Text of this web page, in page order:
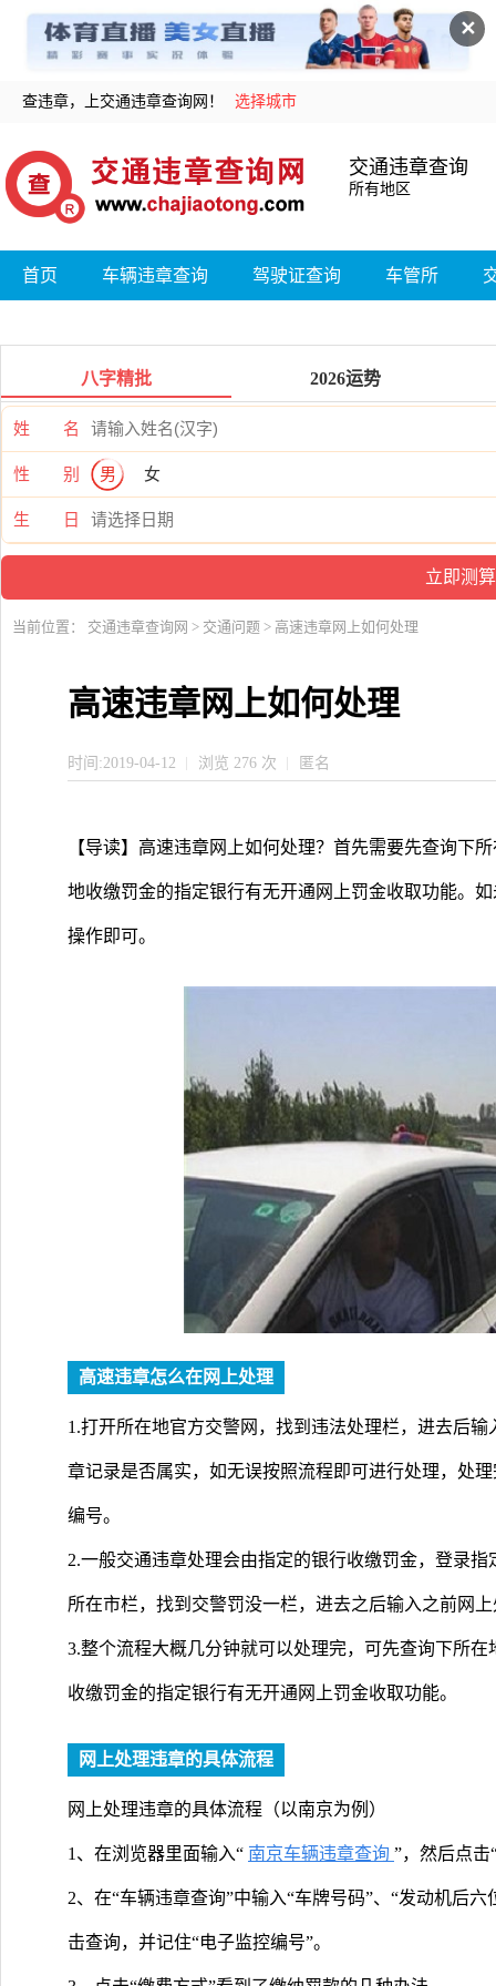
✕
查违章，上交通违章查询网！ 选择城市
交通违章查询
所有地区
首页 车辆违章查询 驾驶证查询 车管所
八字精批 2026运势
姓 名
性 别 男 女
生 日
当前位置： 交通违章查询网 > 交通问题 > 高速违章网上如何处理
高速违章网上如何处理
时间:2019-04-12 浏览 276 次 匿名
【导读】高速违章网上如何处理？首先需要先查询下
地收缴罚金的指定银行有无开通网上罚金收取功能。
操作即可。
高速违章怎么在网上处理
1.打开所在地官方交警网，找到违法处理栏，进去后
章记录是否属实，如无误按照流程即可进行处理，处
编号。
2.一般交通违章处理会由指定的银行收缴罚金，登录
所在市栏，找到交警罚没一栏，进去之后输入之前网
3.整个流程大概几分钟就可以处理完，可先查询下所
收缴罚金的指定银行有无开通网上罚金收取功能。
网上处理违章的具体流程
网上处理违章的具体流程（以南京为例）
1、在浏览器里面输入“ 南京车辆违章查询 ”，然后点击
2、在“车辆违章查询”中输入“车牌号码”、“发动机后
击查询，并记住“电子监控编号”。